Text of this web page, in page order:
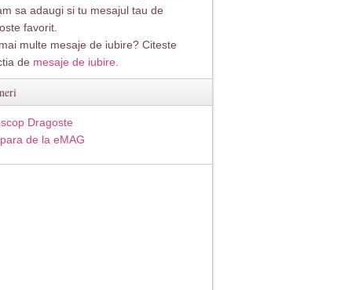
sa adaugi si tu mesajul tau de
favorit.
multe mesaje de iubire? Citeste
de mesaje de iubire.
Dragoste
de la eMAG